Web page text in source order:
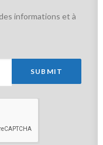
informations et à